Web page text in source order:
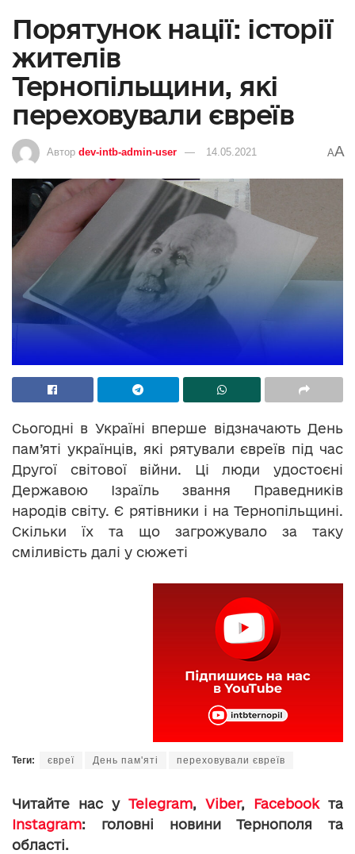
Порятунок нації: історії
жителів
Тернопільщини, які
переховували євреїв
Автор dev-intb-admin-user 14.05.2021 AA
Сьогодні в Україні вперше відзначають День
пам’яті українців, які рятували євреїв під час
Другої світової війни. Ці люди удостоєні
Державою Ізраїль звання Праведників
народів світу. Є рятівники і на Тернопільщині.
Скільки їх та що загрожувало за таку
сміливість далі у сюжеті
Теги: євреї День пам'яті переховували євреїв
Читайте нас у Telegram, Viber, Facebookта
Instagram: головні новини Тернополя та
області.